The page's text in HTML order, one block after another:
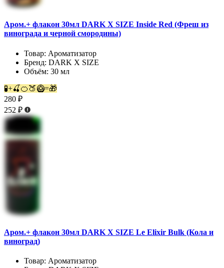
Аром.+ флакон 30мл DARK X SIZE Inside Red (Фреш из
винограда и черной смородины)
Товар: Ароматизатор
Бренд: DARK X SIZE
Объём: 30 мл
🧪+🍒🍊🍑🥝=🎁
280 ₽
252 ₽
Аром.+ флакон 30мл DARK X SIZE Le Elixir Bulk (Кола и
виноград)
Товар: Ароматизатор